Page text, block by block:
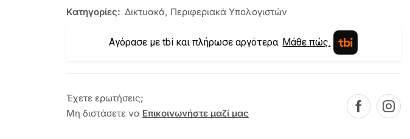
Κατηγορίες: Δικτυακά, Περιφεριακά Υπολογιστών
Αγόρασε με tbi και πλήρωσε αργότερα. Μάθε πώς.
Έχετε ερωτήσεις;
Μη διστάσετε να Επικοινωνήστε μαζί μας